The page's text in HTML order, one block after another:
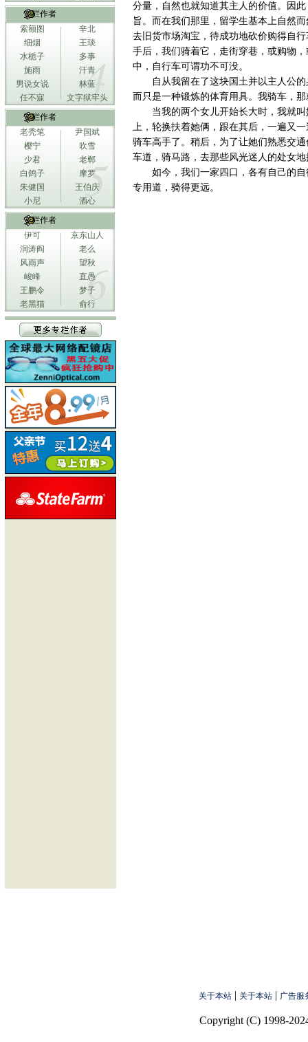
专栏作者
索额图
辛北
细烟
王琰
水栀子
多事
施雨
汗青
男说女说
林蓝
任不寐
文字狱牢头
专栏作者
老秃笔
尹国斌
樱宁
吹雪
少君
老郸
白鸽子
摩罗
朱健国
王伯庆
小尼
酒心
专栏作者
伊可
京东山人
润涛阎
老么
风雨声
望秋
峻峰
直愚
王鹏令
梦子
老黑猫
俞行
分量，自然也就知道其主人的价值。因
旨。而在我们那里，留学生基本上自然
去旧货市场淘宝，待成功地砍价购得自
手后，我们骑着它，走街穿巷，或购物
中，自行车可谓功不可没。
自从我留在了这块国土并以主人公
而只是一种锻炼的体育用具。我骑车，
当我的两个女儿开始长大时，我就
上，轮换扶着她俩，跟在其后，一遍又
骑车高手了。稍后，为了让她们熟悉交
车道，骑马路，去那些风光迷人的处女
如今，我们一家四口，各有自己的
专用道，骑得更远。
关于本站 | 关于本站 | 广告服
Copyright (C) 1998-